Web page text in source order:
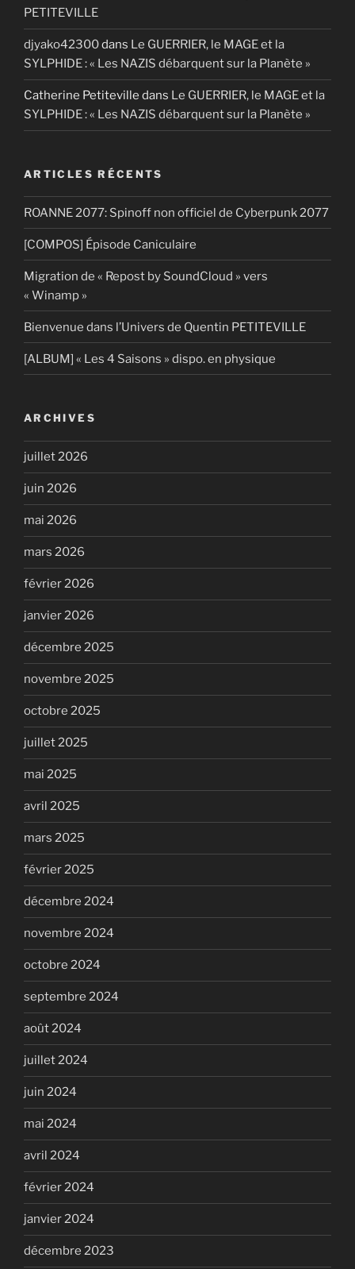
PETITEVILLE
djyako42300dans Le GUERRIER, le MAGE et la
SYLPHIDE : « Les NAZIS débarquent sur la Planète »
Catherine Petiteville dans Le GUERRIER, le MAGE et la
SYLPHIDE : « Les NAZIS débarquent sur la Planète »
ARTICLES RÉCENTS
ROANNE 2077: Spinoff non officiel de Cyberpunk 2077
[COMPOS] Épisode Caniculaire
Migration de « Repost by SoundCloud » vers
« Winamp »
Bienvenue dans l’Univers de Quentin PETITEVILLE
[ALBUM] « Les 4 Saisons » dispo. en physique
ARCHIVES
juillet 2026
juin 2026
mai 2026
mars 2026
février 2026
janvier 2026
décembre 2025
novembre 2025
octobre 2025
juillet 2025
mai 2025
avril 2025
mars 2025
février 2025
décembre 2024
novembre 2024
octobre 2024
septembre 2024
août 2024
juillet 2024
juin 2024
mai 2024
avril 2024
février 2024
janvier 2024
décembre 2023